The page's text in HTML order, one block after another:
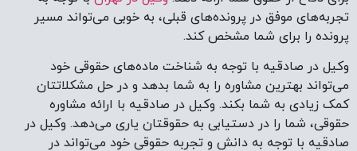
وکیل حقوقی در صادقیه نباید از حدود اختیارات داده شده تجاوز
کند و می‌بایست اولویت خود را بر مصلحت موکلش قرار‌دهد. وکیل
حقوقی در صادقیه باید قدرت تحلیل بالایی داشته ‌باشد و از
تطبیق قوانین و رویه‌های قضایی، با شرایط پرونده موکل خود،
بهترین نتیجه را کسب ‌کند. وکیل حقوقی در صادقیه با داشتن
اشراف کافی به قوانین و مقررات، می‌تواند بهترین راه‌های حل
اختلافات قانونی و حقوقی را انتخاب کند. برای اطمینان خاطر در